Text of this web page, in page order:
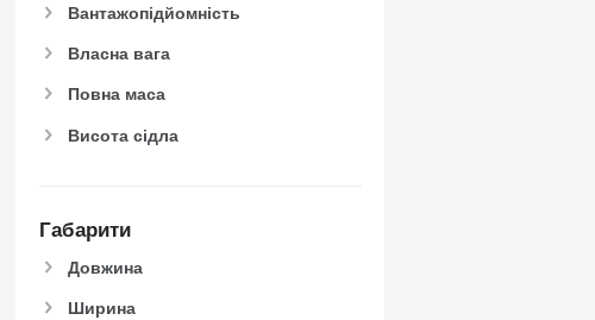
Вантажопідйомність
Власна вага
Повна маса
Висота сідла
Габарити
Довжина
Ширина